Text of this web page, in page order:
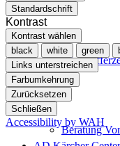
Beratung
Standardschrift
Kontrast
Kontrast wählen
black
white green
Links unterstreichen
Farbumkehrung
Zurücksetzen
Schließen
Accessibility by WAH